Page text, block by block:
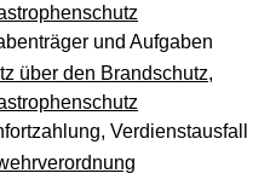
neuen Fenster geöffnet)
und Aufgaben
über den Brandschutz,
neuen Fenster geöffnet)
Verdienstausfall